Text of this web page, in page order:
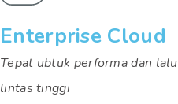
Enterprise Cloud
Tepat ubtuk performa dan lalu
lintas tinggi